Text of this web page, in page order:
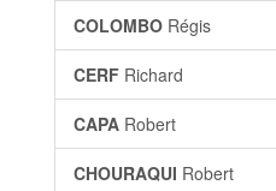
COLOMBO Régis
CERF Richard
CAPA Robert
CHOURAQUI Robert